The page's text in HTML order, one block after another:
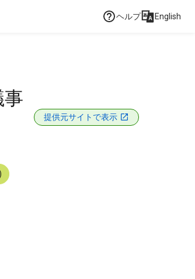
ヘルプ English
提供元サイトで表示